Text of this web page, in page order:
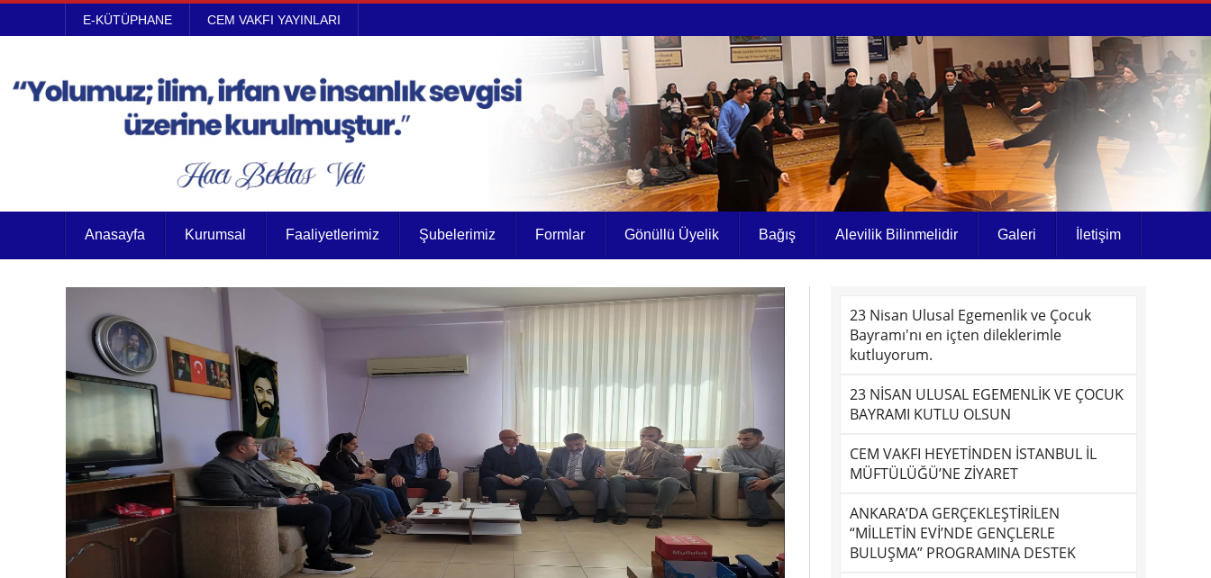
E-KÜTÜPHANE CEM VAKFI YAYINLARI
Anasayfa Kurumsal Faaliyetlerimiz Şubelerimiz Formlar Gönüllü Üyelik Bağış Alevilik Bilinmelidir Galeri İletişim
23 Nisan Ulusal Egemenlik ve Çocuk
Bayramı'nı en içten dileklerimle
kutluyorum.
23 NİSAN ULUSAL EGEMENLİK VE ÇOCUK
BAYRAMI KUTLU OLSUN
CEM VAKFI HEYETİNDEN İSTANBUL İL
MÜFTÜLÜĞÜ’NE ZİYARET
ANKARA’DA GERÇEKLEŞTİRİLEN
“MİLLETİN EVİ’NDE GENÇLERLE
BULUŞMA” PROGRAMINA DESTEK